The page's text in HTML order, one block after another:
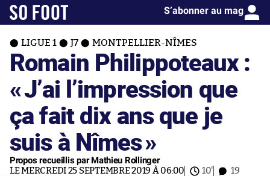
S’abonner au mag
LIGUE 1 J7 MONTPELLIER-NÎMES
Romain Philippoteaux :
«J’ai l’impression que
ça fait dix ans que je
suis à Nîmes»
Propos recueillis par Mathieu Rollinger
LE MERCREDI 25 SEPTEMBRE 2019 À 06:00 10' 19